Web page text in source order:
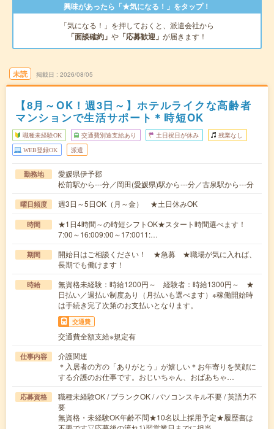
興味があったら「★気になる！」をタップ！
「気になる！」を押しておくと、派遣会社から
「面談確約」 や 「応募歓迎」 が届きます！
未読 掲載日 2026/08/05
【8月～OK！週3日～】ホテルライクな高齢者
マンションで生活サポート＊時短OK
職種未経験OK 交通費別途支給あり 土日祝日が休み 残業なし
WEB登録OK 派遣
勤務地
愛媛県伊予郡
松前駅から---分／岡田(愛媛県)駅から---分／古泉駅から---分
曜日頻度 週3日～5日OK（月～金） ★土日休みOK
時間
★1日4時間～の時短シフトOK★スタート時間選べます！
7:00～16:009:00～17:0011:…
期間
開始日はご相談ください！ ★急募 ★職場が気に入れば、
長期でも働けます！
時給
無資格未経験：時給1200円～ 経験者：時給1300円～ ★
日払い／週払い制度あり（月払いも選べます）※稼働開始時
は手続き完了次第のお支払いとなります。
交通費
交通費全額支給※規定有
仕事内容
介護関連
＊入居者の方の「ありがとう」が嬉しい＊お年寄りを笑顔に
する介護のお仕事です。おじいちゃん、おばあちゃ…
応募資格
職種未経験OK / ブランクOK / パソコンスキル不要 / 英語力不
要
無資格・未経験OK年齢不問★10名以上採用予定★履歴書は